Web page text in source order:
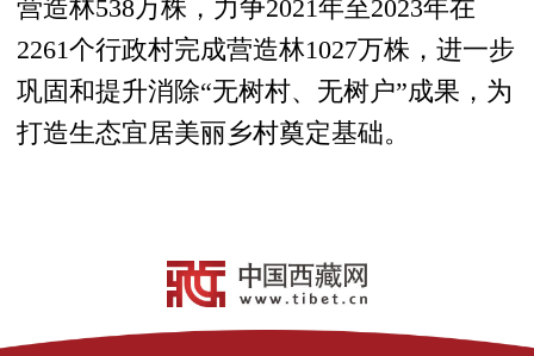
营造林538万株，力争2021年至2023年在
2261个行政村完成营造林1027万株，进一步
巩固和提升消除“无树村、无树户”成果，为
打造生态宜居美丽乡村奠定基础。